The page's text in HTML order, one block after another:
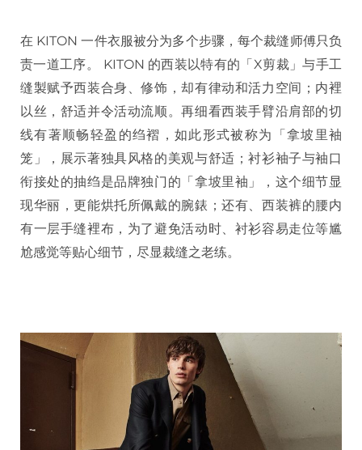
在 KITON 一件衣服被分为多个步骤，每个裁缝师傅只负
责一道工序。 KITON 的西装以特有的「X剪裁」与手工
缝製赋予西装合身、修饰，却有律动和活力空间；内裡
以丝，舒适并令活动流顺。再细看西装手臂沿肩部的切
线有著顺畅轻盈的绉褶，如此形式被称为「拿坡里袖
笼」，展示著独具风格的美观与舒适；衬衫袖子与袖口
衔接处的抽绉是品牌独门的「拿坡里袖」，这个细节显
现华丽，更能烘托所佩戴的腕錶；还有、西装裤的腰内
有一层手缝裡布，为了避免活动时、衬衫容易走位等尴
尬感觉等贴心细节，尽显裁缝之老练。